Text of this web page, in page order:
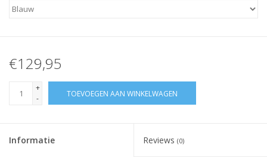
€129,95
+
-
TOEVOEGEN AAN WINKELWAGEN
Informatie Reviews (0)